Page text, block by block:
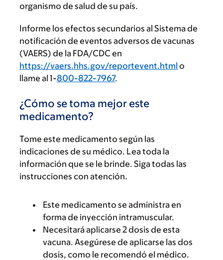
organismo de salud de su país.
Informe los efectos secundarios al Sistema de
notificación de eventos adversos de vacunas
(VAERS) de la FDA/CDC en
https://vaers.hhs.gov/reportevent.html o
llame al 1-800-822-7967.
¿Cómo se toma mejor este
medicamento?
Tome este medicamento según las
indicaciones de su médico. Lea toda la
información que se le brinde. Siga todas las
instrucciones con atención.
Este medicamento se administra en
forma de inyección intramuscular.
Necesitará aplicarse 2 dosis de esta
vacuna. Asegúrese de aplicarse las dos
dosis, como le recomendó el médico.